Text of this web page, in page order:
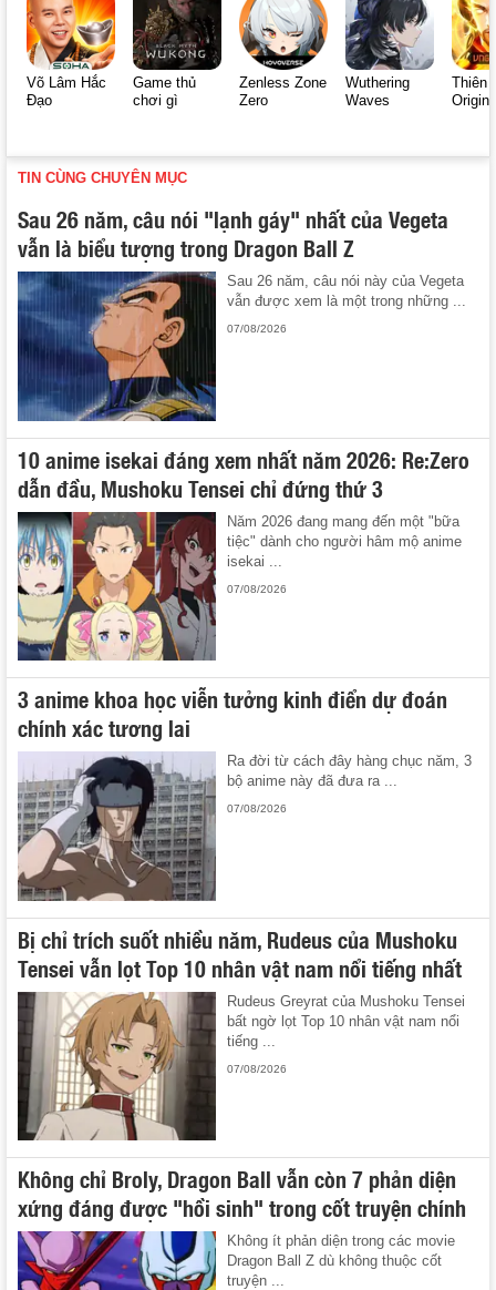
Võ Lâm Hắc
Đạo
Game thủ
chơi gì
Zenless Zone
Zero
Wuthering
Waves
Thiên
Origin
TIN CÙNG CHUYÊN MỤC
Sau 26 năm, câu nói "lạnh gáy" nhất của Vegeta
vẫn là biểu tượng trong Dragon Ball Z
Sau 26 năm, câu nói này của Vegeta
vẫn được xem là một trong những ...
07/08/2026
10 anime isekai đáng xem nhất năm 2026: Re:Zero
dẫn đầu, Mushoku Tensei chỉ đứng thứ 3
Năm 2026 đang mang đến một "bữa
tiệc" dành cho người hâm mộ anime
isekai ...
07/08/2026
3 anime khoa học viễn tưởng kinh điển dự đoán
chính xác tương lai
Ra đời từ cách đây hàng chục năm, 3
bộ anime này đã đưa ra ...
07/08/2026
Bị chỉ trích suốt nhiều năm, Rudeus của Mushoku
Tensei vẫn lọt Top 10 nhân vật nam nổi tiếng nhất
Rudeus Greyrat của Mushoku Tensei
bất ngờ lọt Top 10 nhân vật nam nổi
tiếng ...
07/08/2026
Không chỉ Broly, Dragon Ball vẫn còn 7 phản diện
xứng đáng được "hồi sinh" trong cốt truyện chính
Không ít phản diện trong các movie
Dragon Ball Z dù không thuộc cốt
truyện ...